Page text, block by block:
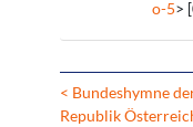
o-5>
< Bundeshymne
Republik